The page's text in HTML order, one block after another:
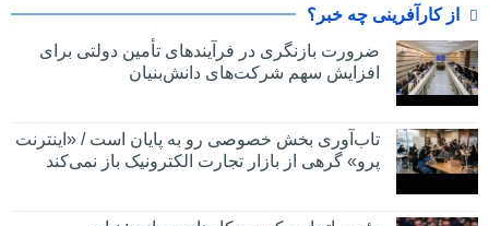
از کارآفرینی چه خبر؟
ضرورت بازنگری در فرآیندهای تأمین دولتی برای
افزایش سهم شرکت‌های دانش‌بنیان
تاب‌آوری بخش خصوصی رو به پایان است / «اینترنت
پرو» گرهی از بازار تجارت الکترونیک باز نمی‌کند